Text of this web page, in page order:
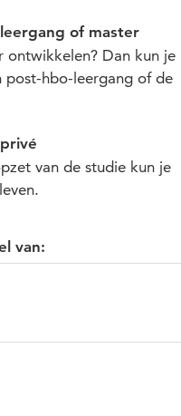
of master
ontwikkelen? Dan kun je
post-hbo-leergang of de
van de studie kun je
van: